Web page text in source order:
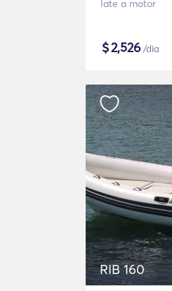
Iate a motor
$2,526/dia
RIB 160